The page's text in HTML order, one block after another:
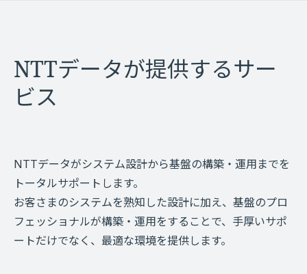
NTTデータが提供するサー
ビス
NTTデータがシステム設計から基盤の構築・運用までを
トータルサポートします。
お客さまのシステムを熟知した設計に加え、基盤のプロ
フェッショナルが構築・運用をすることで、 手厚いサポ
ートだけでなく、最適な環境を提供します。